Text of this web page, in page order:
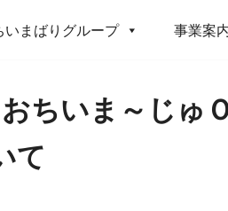
いまばりグループ 事業案
ちいま～じゅ
て